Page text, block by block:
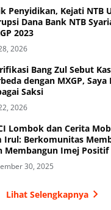
Penyidikan, Kejati NTB
Dana Bank NTB
2023
2026
Bang Zul Sebut
dengan MXGP, Saya
Saksi
2026
Lombok dan Cerita
Irul: Berkomunitas
Membangun Imej Positif
30, 2025
Lihat Selengkapnya